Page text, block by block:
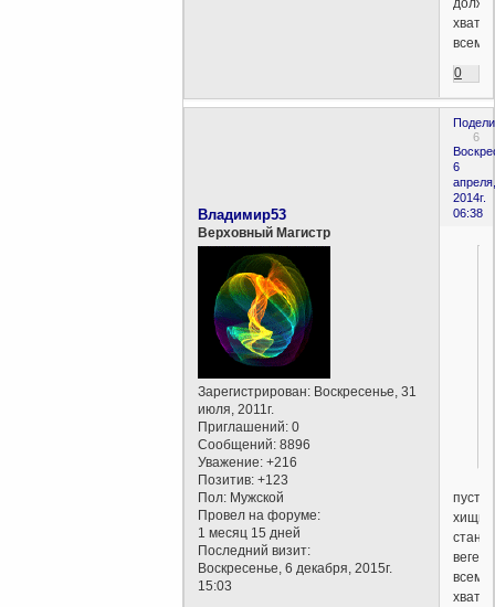
всем.
0
6
6
апреля,
2014г.
06:38
Владимир53
Верховный Магистр
Зарегистрирован: Воскресенье, 31
июля, 2011г.
Приглашений: 0
Сообщений: 8896
Уважение: +216
Позитив: +123
Пол: Мужской
Провел на форуме:
1 месяц 15 дней
Последний визит:
Воскресенье, 6 декабря, 2015г.
15:03
пусть
станут
всем